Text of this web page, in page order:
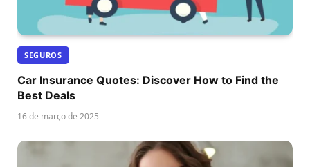
SEGUROS
Car Insurance Quotes: Discover How to Find the
Best Deals
16 de março de 2025